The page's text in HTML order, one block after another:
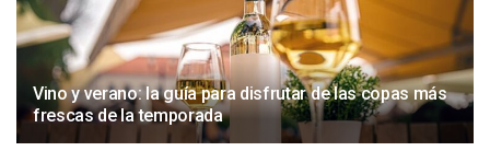
Vino y verano: la guía para disfrutar de las copas más
frescas de la temporada